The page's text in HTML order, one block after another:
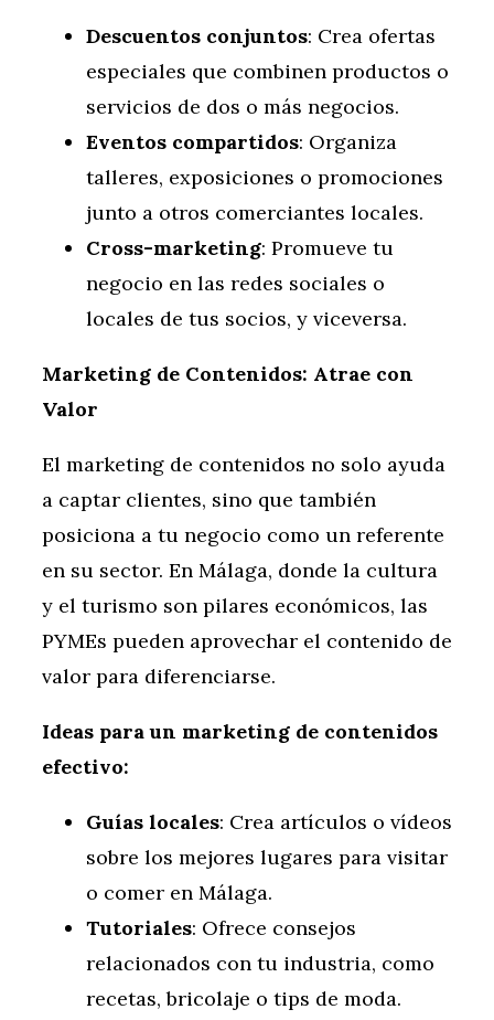
Descuentos conjuntos: Crea ofertas
especiales que combinen productos o
servicios de dos o más negocios.
Eventos compartidos: Organiza
talleres, exposiciones o promociones
junto a otros comerciantes locales.
Cross-marketing: Promueve tu
negocio en las redes sociales o
locales de tus socios, y viceversa.
Marketing de Contenidos: Atrae con
Valor
El marketing de contenidos no solo ayuda
a captar clientes, sino que también
posiciona a tu negocio como un referente
en su sector. En Málaga, donde la cultura
y el turismo son pilares económicos, las
PYMEs pueden aprovechar el contenido de
valor para diferenciarse.
Ideas para un marketing de contenidos
efectivo:
Guías locales: Crea artículos o vídeos
sobre los mejores lugares para visitar
o comer en Málaga.
Tutoriales: Ofrece consejos
relacionados con tu industria, como
recetas, bricolaje o tips de moda.